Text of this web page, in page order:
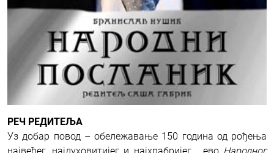
РЕЧ РЕДИТЕЉА
Уз добар повод – обележавање 150 година од рођења
највећег, најдуховитијег и најхрабријег... ево Народног